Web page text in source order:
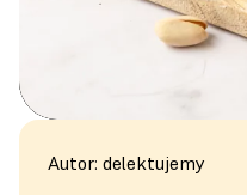
Autor: delektujemy